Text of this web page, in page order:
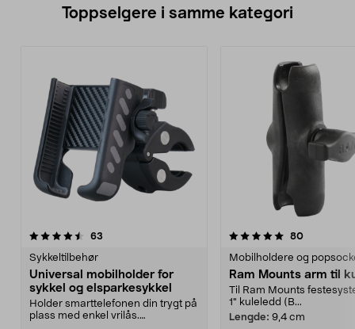
Toppselgere i samme kategori
63
Sykkeltilbehør
Universal mobilholder for
sykkel og elsparkesykkel
Holder smarttelefonen din trygt på
plass med enkel vrilås.
5.0 av 5 stjerner 80
Mobilholdere og
Ram Mounts arm til
Til Ram Mounts
1" kuleledd (B...
Lengde: 9,4 cm
4.5 av 5 stjerner